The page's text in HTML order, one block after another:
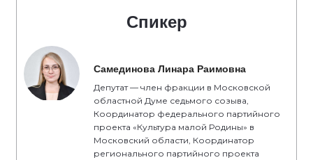
Спикер
Самединова Линара Раимовна
Депутат — член фракции в Московской
областной Думе седьмого созыва,
Координатор федерального партийного
проекта «Культура малой Родины» в
Московский области, Координатор
регионального партийного проекта